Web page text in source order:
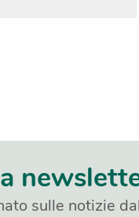
sulle notizie